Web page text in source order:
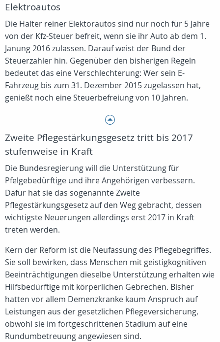
Elektroautos
Die Halter reiner Elektorautos sind nur noch für 5 Jahre
von der Kfz-Steuer befreit, wenn sie ihr Auto ab dem 1.
Janung 2016 zulassen. Darauf weist der Bund der
Steuerzahler hin. Gegenüber den bisherigen Regeln
bedeutet das eine Verschlechterung: Wer sein E-
Fahrzeug bis zum 31. Dezember 2015 zugelassen hat,
genießt noch eine Steuerbefreiung von 10 Jahren.
Zweite Pflegestärkungsgesetz tritt bis 2017
stufenweise in Kraft
Die Bundesregierung will die Unterstützung für
Pfelgebedürftige und ihre Angehörigen verbessern.
Dafür hat sie das sogenannte Zweite
Pflegestärkungsgesetz auf den Weg gebracht, dessen
wichtigste Neuerungen allerdings erst 2017 in Kraft
treten werden.
Kern der Reform ist die Neufassung des Pflegebegriffes.
Sie soll bewirken, dass Menschen mit geistigkognitiven
Beeinträchtigungen dieselbe Unterstützung erhalten wie
Hilfsbedürftige mit körperlichen Gebrechen. Bisher
hatten vor allem Demenzkranke kaum Anspruch auf
Leistungen aus der gesetzlichen Pflegeversicherung,
obwohl sie im fortgeschrittenen Stadium auf eine
Rundumbetreuung angewiesen sind.